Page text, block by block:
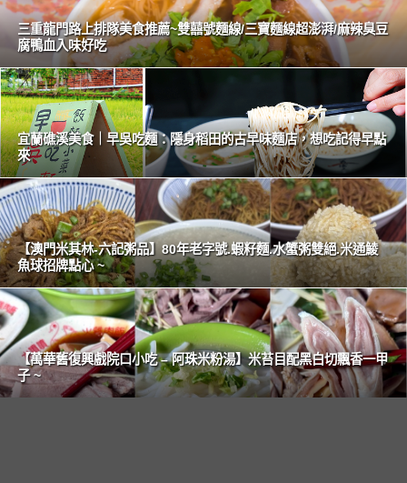
三重龍門路上排隊美食推薦~雙囍號麵線/三寶麵線超澎湃/麻辣臭豆
腐鴨血入味好吃
宜蘭礁溪美食｜早吳吃麵：隱身稻田的古早味麵店，想吃記得早點
來
【澳門米其林-六記粥品】80年老字號.蝦籽麵.水蟹粥雙絕.米通鯪
魚球招牌點心 ~
【萬華舊復興戲院口小吃 – 阿珠米粉湯】米苔目配黑白切飄香一甲
子 ~